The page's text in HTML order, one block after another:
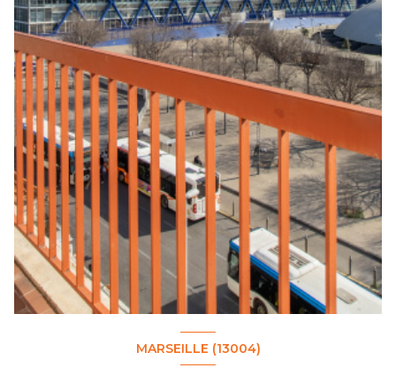
MARSEILLE (13004)